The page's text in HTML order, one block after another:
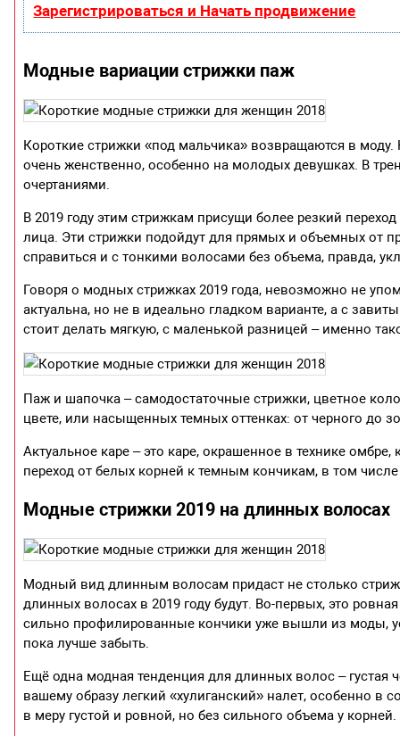
Зарегистрироваться и Начать продвижение
Модные вариации стрижки паж
Короткие стрижки «под мальчика» возвращаются в
очень женственно, особенно на молодых девушках. В
очертаниями.
В 2019 году этим стрижкам присущи более резкий
лица. Эти стрижки подойдут для прямых и объемных от
справиться и с тонкими волосами без объема, правда,
Говоря о модных стрижках 2019 года, невозможно не
актуальна, но не в идеально гладком варианте, а с
стоит делать мягкую, с маленькой разницей – именно
Паж и шапочка – самодостаточные стрижки, цветное
цвете, или насыщенных темных оттенках: от черного до
Актуальное каре – это каре, окрашенное в технике
переход от белых корней к темным кончикам, в том
Модные стрижки 2019 на длинных волосах
Модный вид длинным волосам придаст не столько
длинных волосах в 2019 году будут. Во-первых, это
сильно профилированные кончики уже вышли из моды,
пока лучше забыть.
Ещё одна модная тенденция для длинных волос – густая
вашему образу легкий «хулиганский» налет, особенно
в меру густой и ровной, но без сильного объема у корней.